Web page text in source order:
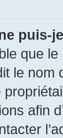
puis-
que
le nom
afin